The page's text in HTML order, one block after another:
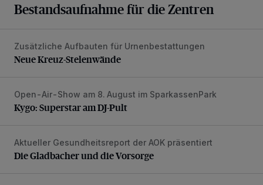
Bestandsaufnahme für die Zentren
Neue Kreuz-Stelenwände
Zusätzliche Aufbauten für Urnenbestattungen
Neue Kreuz-Stelenwände
Kygo: Superstar am DJ-Pult
Open-Air-Show am 8. August im SparkassenPark
Kygo: Superstar am DJ-Pult
Die Gladbacher und die Vorsorge
Aktueller Gesundheitsreport der AOK präsentiert
Die Gladbacher und die Vorsorge